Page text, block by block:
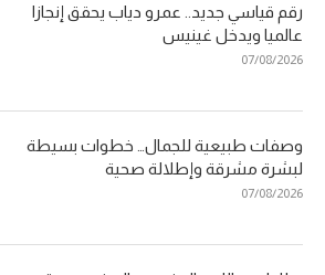
رقم قياسي جديد.. عمرو دياب يحقق إنجازا
عالميا ويدخل غينيس
07/08/2026
وصفات طبيعية للجمال… خطوات بسيطة
لبشرة مشرقة وإطلالة صحية
07/08/2026